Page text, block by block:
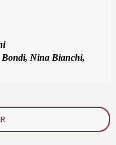
Nina Bianchi,